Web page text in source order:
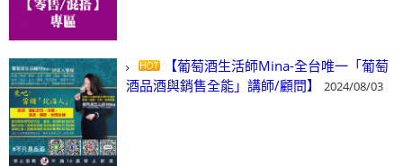
【葡萄酒生活師Mina-全台唯一「葡萄
酒品酒與銷售全能」講師/顧問】
2024/08/03